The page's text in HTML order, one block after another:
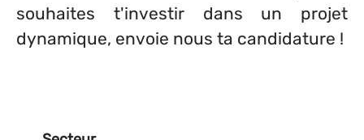
souhaites t'investir dans un projet
dynamique, envoie nous ta candidature !